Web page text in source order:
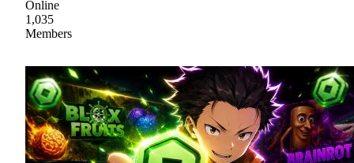
Online
1,035
Members